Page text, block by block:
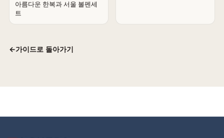
아름다운 한복과 서울 볼펜세
트
←가이드로 돌아가기